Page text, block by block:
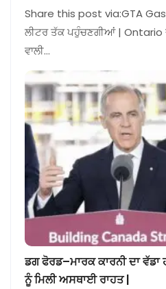
Share this post via:GTA
ਲੀਟਰ ਤੱਕ ਪਹੁੰਚਣਗੀਆਂ | Ontario
ਵਾਲੀ…
ਡਗ ਫੋਰਡ–ਮਾਰਕ ਕਾਰਨੀ ਦਾ ਵੱਡਾ
ਨੂੰ ਮਿਲੀ ਅਸਥਾਈ ਰਾਹਤ |